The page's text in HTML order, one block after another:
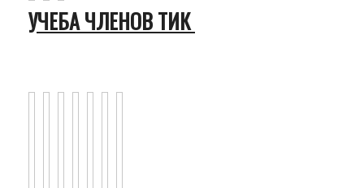
УЧЕБА ЧЛЕНОВ ТИК